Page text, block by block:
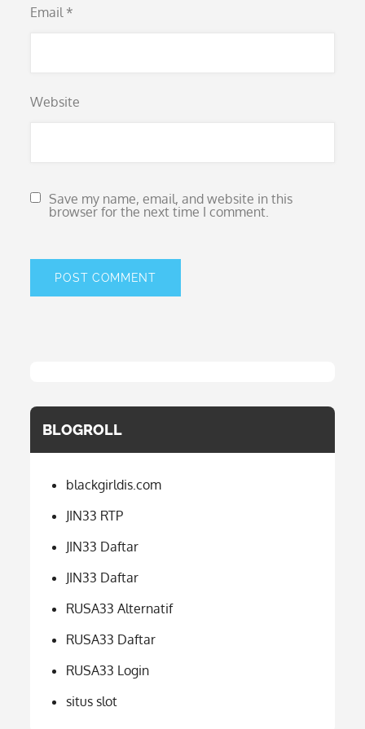
Email *
Website
Save my name, email, and website in this
browser for the next time I comment.
BLOGROLL
blackgirldis.com
JIN33 RTP
JIN33 Daftar
JIN33 Daftar
RUSA33 Alternatif
RUSA33 Daftar
RUSA33 Login
situs slot